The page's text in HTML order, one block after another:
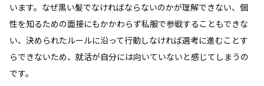
います。なぜ黒い髪でなければならないのかが理解できない、個
性を知るための面接にもかかわらず私服で参戦することもできな
い、決められたルールに沿って行動しなければ選考に進むことす
らできないため、就活が自分には向いていないと感じてしまうの
です。